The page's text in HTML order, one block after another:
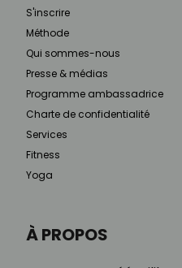
À PROPOS
S'inscrire
Méthode
Qui sommes-nous
Presse & médias
Programme ambassadrice
Charte de confidentialité
Services
Fitness
Yoga